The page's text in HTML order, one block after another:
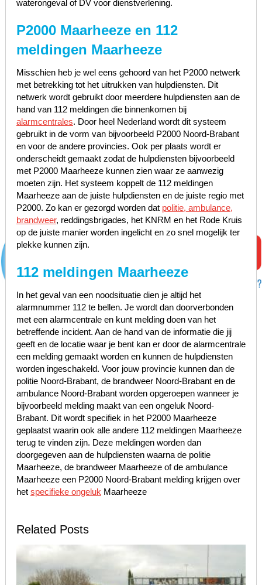
waterongeval of DV voor dienstverlening.
P2000 Maarheeze en 112
meldingen Maarheeze
Misschien heb je wel eens gehoord van het P2000 netwerk
met betrekking tot het uitrukken van hulpdiensten. Dit
netwerk wordt gebruikt door meerdere hulpdiensten aan de
hand van 112 meldingen die binnenkomen bij
alarmcentrales. Door heel Nederland wordt dit systeem
gebruikt in de vorm van bijvoorbeeld P2000 Noord-Brabant
en voor de andere provincies. Ook per plaats wordt er
onderscheidt gemaakt zodat de hulpdiensten bijvoorbeeld
met P2000 Maarheeze kunnen zien waar ze aanwezig
moeten zijn. Het systeem koppelt de 112 meldingen
Maarheeze aan de juiste hulpdiensten en de juiste regio met
P2000. Zo kan er gezorgd worden dat politie, ambulance,
brandweer, reddingsbrigades, het KNRM en het Rode Kruis
op de juiste manier worden ingelicht en zo snel mogelijk ter
plekke kunnen zijn.
112 meldingen Maarheeze
In het geval van een noodsituatie dien je altijd het
alarmnummer 112 te bellen. Je wordt dan doorverbonden
met een alarmcentrale en kunt melding doen van het
betreffende incident. Aan de hand van de informatie die jij
geeft en de locatie waar je bent kan er door de alarmcentrale
een melding gemaakt worden en kunnen de hulpdiensten
worden ingeschakeld. Voor jouw provincie kunnen dan de
politie Noord-Brabant, de brandweer Noord-Brabant en de
ambulance Noord-Brabant worden opgeroepen wanneer je
bijvoorbeeld melding maakt van een ongeluk Noord-
Brabant. Dit wordt specifiek in het P2000 Maarheeze
geplaatst waarin ook alle andere 112 meldingen Maarheeze
terug te vinden zijn. Deze meldingen worden dan
doorgegeven aan de hulpdiensten waarna de politie
Maarheeze, de brandweer Maarheeze of de ambulance
Maarheeze een P2000 Noord-Brabant melding krijgen over
het specifieke ongelukMaarheeze
Related Posts